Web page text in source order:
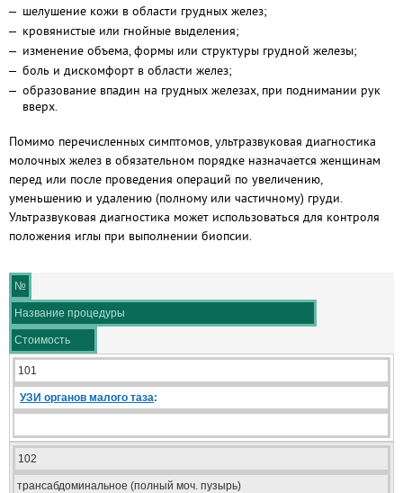
шелушение кожи в области грудных желез;
кровянистые или гнойные выделения;
изменение объема, формы или структуры грудной железы;
боль и дискомфорт в области желез;
образование впадин на грудных железах, при поднимании рук
вверх.
Помимо перечисленных симптомов, ультразвуковая диагностика
молочных желез в обязательном порядке назначается женщинам
перед или после проведения операций по увеличению,
уменьшению и удалению (полному или частичному) груди.
Ультразвуковая диагностика может использоваться для контроля
положения иглы при выполнении биопсии.
№
Название процедуры
Стоимость
101
УЗИ органов малого таза:
102
трансабдоминальное (полный моч. пузырь)